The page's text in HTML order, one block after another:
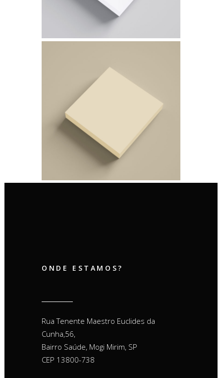
ONDE ESTAMOS?
Rua Tenente Maestro Euclides da
Cunha,56,
Bairro Saúde, Mogi Mirim, SP
CEP 13800-738